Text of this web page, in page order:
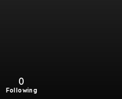
0
Following